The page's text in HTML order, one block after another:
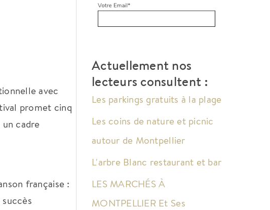
avec
promet cinq
cadre
française :
Actuellement nos
lecteurs consultent :
Les parkings gratuits à la plage
Les coins de nature et picnic
autour de Montpellier
L'arbre Blanc restaurant et bar
LES MARCHÉS À
MONTPELLIER Et Ses